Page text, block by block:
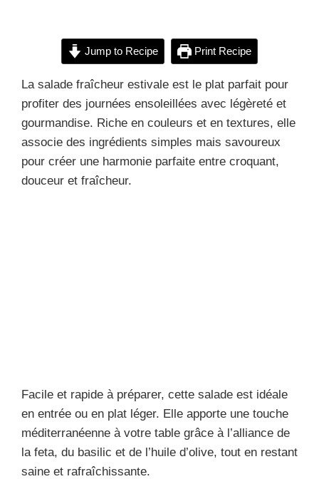
Jump to Recipe Print Recipe
La salade fraîcheur estivale est le plat parfait pour
profiter des journées ensoleillées avec légèreté et
gourmandise. Riche en couleurs et en textures, elle
associe des ingrédients simples mais savoureux
pour créer une harmonie parfaite entre croquant,
douceur et fraîcheur.
Facile et rapide à préparer, cette salade est idéale
en entrée ou en plat léger. Elle apporte une touche
méditerranéenne à votre table grâce à l’alliance de
la feta, du basilic et de l’huile d’olive, tout en restant
saine et rafraîchissante.